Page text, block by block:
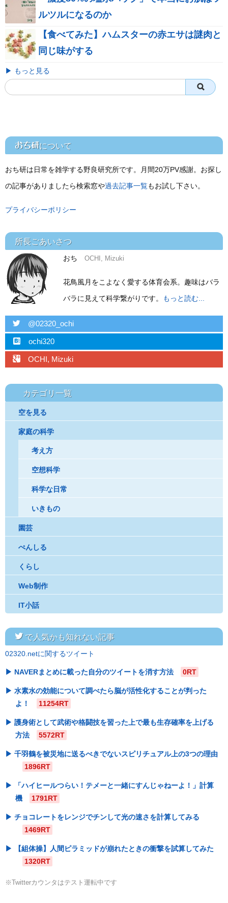
ルツルになるのか
【食べてみた】ハムスターの赤エサは謎肉と
同じ味がする
▶ もっと見る
おち研について
おち研は日常を雑学する野良研究所です。月間20万PV感謝。お探し
の記事がありましたら検索窓や過去記事一覧もお試し下さい。
プライバシーポリシー
所長ごあいさつ
おち OCHI, Mizuki
花鳥風月をこよなく愛する体育会系。趣味はバラ
バラに見えて科学繋がりです。
もっと読む...
twitter @02320_ochi
hatebu ochi320
googleplus OCHI, Mizuki
カテゴリ一覧
空を見る
家庭の科学
考え方
空想科学
科学な日常
いきもの
園芸
ぺんしる
くらし
Web制作
IT小話
twitterで人気かも知れない記事
02320.netに関するツイート
NAVERまとめに載った自分のツイートを消す方法 0RT
水素水の効能について調べたら脳が活性化することが判った
よ！
11254RT
護身術として武術や格闘技を習った上で最も生存確率を上げる
方法
5572RT
千羽鶴を被災地に送るべきでないスピリチュアル上の3つの理由
1896RT
「ハイヒールつらい！テメーと一緒にすんじゃねーよ！」計算
機
1791RT
チョコレートをレンジでチンして光の速さを計算してみる
1469RT
【組体操】人間ピラミッドが崩れたときの衝撃を試算してみた
1320RT
※Twitterカウンタはテスト運転中です